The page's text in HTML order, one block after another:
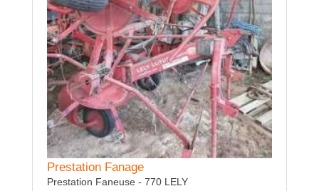
Location Cultivateur à axe horizontal
rotavator KUHN
Avec rouleau arrière
Prestation Fanage
Prestation Faneuse - 770 LELY